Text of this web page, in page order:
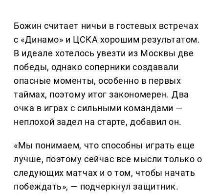
Божин считает ничьи в гостевых встречах
с «Динамо» и ЦСКА хорошим результатом.
В идеале хотелось увезти из Москвы две
победы, однако соперники создавали
опасные моменты, особенно в первых
таймах, поэтому итог закономерен. Два
очка в играх с сильными командами —
неплохой задел на старте, добавил он.
«Мы понимаем, что способны играть еще
лучше, поэтому сейчас все мысли только о
следующих матчах и о том, чтобы начать
побеждать», — подчеркнул защитник.